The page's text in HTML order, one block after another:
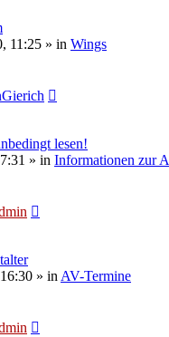
11:25 » in Wings
lesen!
» in Informationen zur
» in AV-Termine